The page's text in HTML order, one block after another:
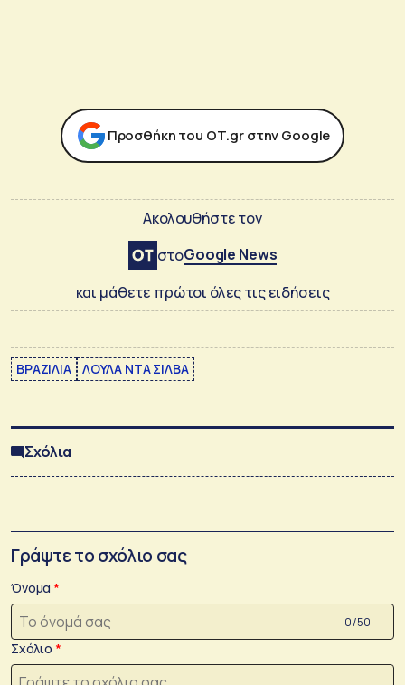
Προσθήκη του ΟΤ.gr στην Google
Ακολουθήστε τον
στοGoogle News
και μάθετε πρώτοι όλες τις ειδήσεις
ΒΡΑΖΙΛΙΑ ΛΟΥΛΑ ΝΤΑ ΣΙΛΒΑ
Σχόλια
Γράψτε το σχόλιο σας
Όνομα
0 /50
Σχόλιο